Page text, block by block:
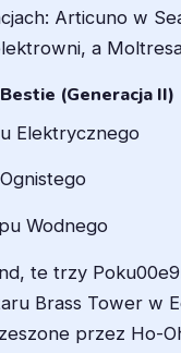
Articuno w
a
(Generacja II)
Elektrycznego
Wodnego
te trzy
Brass Tower w
przez Ho-